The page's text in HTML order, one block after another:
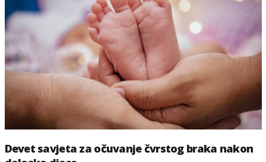
Devet savjeta za očuvanje čvrstog braka nakon